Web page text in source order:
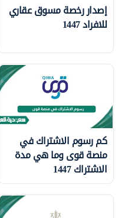
إصدار رخصة مسوق عقاري
للافراد 1447
كم رسوم الاشتراك في
منصة قوى وما هي مدة
الاشتراك 1447